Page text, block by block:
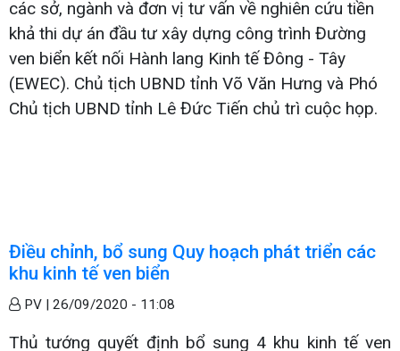
các sở, ngành và đơn vị tư vấn về nghiên cứu tiền
khả thi dự án đầu tư xây dựng công trình Đường
ven biển kết nối Hành lang Kinh tế Đông - Tây
(EWEC). Chủ tịch UBND tỉnh Võ Văn Hưng và Phó
Chủ tịch UBND tỉnh Lê Đức Tiến chủ trì cuộc họp.
Điều chỉnh, bổ sung Quy hoạch phát triển các
khu kinh tế ven biển
PV | 26/09/2020 - 11:08
Thủ tướng quyết định bổ sung 4 khu kinh tế ven